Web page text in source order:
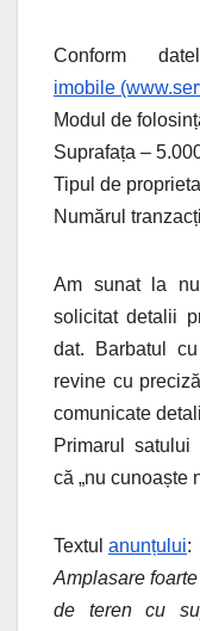
Conform
imobile
Modul de
Suprafața –
Tipul de
Numărul
Am sunat la
solicitat detalii
dat. Barbatul
revine cu
comunicate
Primarul
că „nu cunoaște
Textul anunțului:
Amplasare
de teren cu